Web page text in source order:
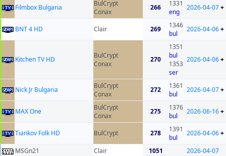
Filmbox Bulgaria
BulCrypt
Conax
266
1331
eng
2026-04-07+
BNT 4 HD Clair 269
1346
bul
2026-04-06+
Kitchen TV HD
BulCrypt
Conax
270
1351
bul
1353
ser
2026-04-06+
Nick Jr Bulgaria
BulCrypt
Conax
272
1361
bul
2026-04-07+
MAX One
BulCrypt
Conax
275
1376
bul
2026-06-16+
Tiankov Folk HD BulCrypt 278
1391
bul
2026-04-06+
MSGn21 Clair 1051
2026-04-07